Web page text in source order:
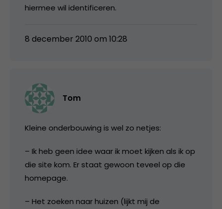
hiermee wil identificeren.
8 december 2010 om 10:28
Tom
Kleine onderbouwing is wel zo netjes:
– Ik heb geen idee waar ik moet kijken als ik op
die site kom. Er staat gewoon teveel op die
homepage.
– Het zoeken naar huizen (lijkt mij de